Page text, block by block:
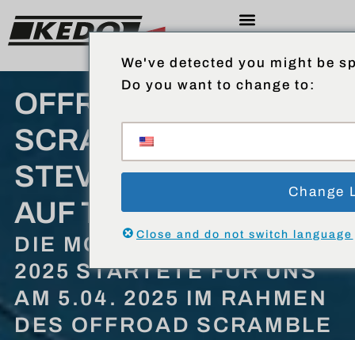
OFFROAD-
SCRAMBLE 2025 –
STEVE LIEFERT AB –
AUF TT500
DIE MOTORSPORTSAISON
2025 STARTETE FÜR UNS
AM 5.04. 2025 IM RAHMEN
DES OFFROAD SCRAMBLE
We've detected you might be
Do you want to change to:
Change
Close and do not switch language